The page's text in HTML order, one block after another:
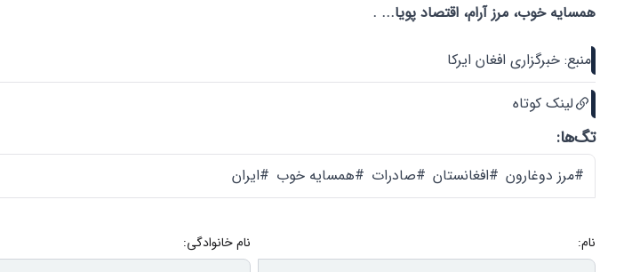
همسایه خوب، مرز آرام، اقتصاد پویا... .
منبع: خبرگزاری افغان ایرکا
لینک کوتاه
تگ‌ها:
#مرز دوغارون #افغانستان #صادرات #همسایه خوب #ایران
نام: نام خانوادگی: